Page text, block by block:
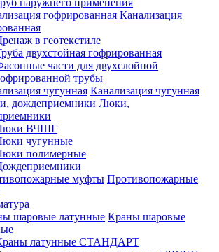
Канализация
в геотекстиле
двухстойная гофрированная
части для двухслойной
трубы
Канализация чугунная
Люки,
ВЧШГ
чугунные
полимерные
Противопожарные
Краны шаровые
латунные СТАНДАРТ